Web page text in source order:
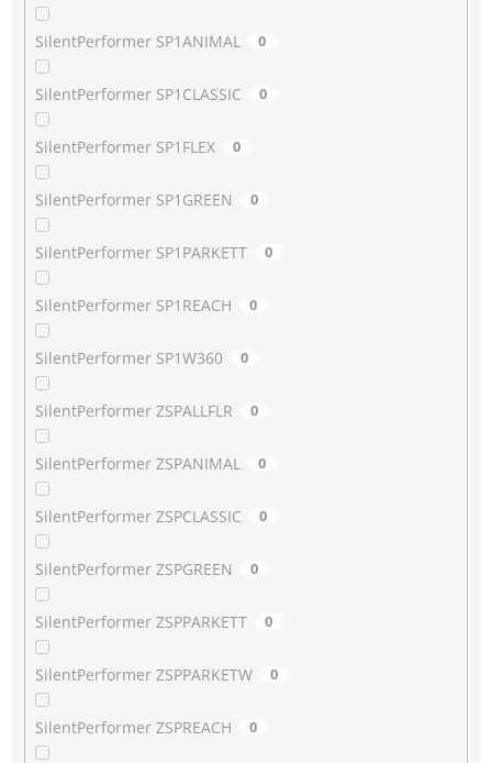
SilentPerformer SP1ANIMAL 0
SilentPerformer SP1CLASSIC 0
SilentPerformer SP1FLEX 0
SilentPerformer SP1GREEN 0
SilentPerformer SP1PARKETT 0
SilentPerformer SP1REACH 0
SilentPerformer SP1W360 0
SilentPerformer ZSPALLFLR 0
SilentPerformer ZSPANIMAL 0
SilentPerformer ZSPCLASSIC 0
SilentPerformer ZSPGREEN 0
SilentPerformer ZSPPARKETT 0
SilentPerformer ZSPPARKETW 0
SilentPerformer ZSPREACH 0